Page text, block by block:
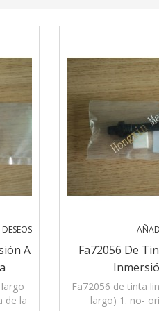
A
de la
Fa72056 De
Fa72056 de tinta
largo) 1. no-